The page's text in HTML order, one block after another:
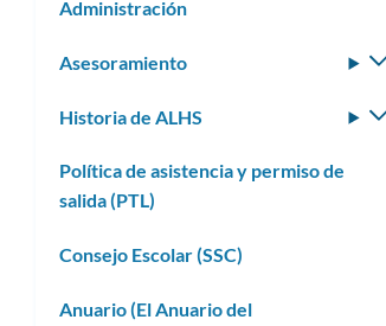
Administración
Asesoramiento
Historia de ALHS
Política de asistencia y permiso de
salida (PTL)
Consejo Escolar (SSC)
Anuario (El Anuario del